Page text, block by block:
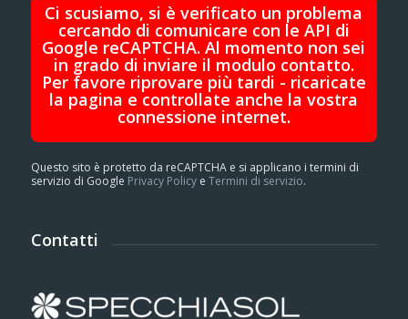
Ci scusiamo, si è verificato un problema
cercando di comunicare con le API di
Google reCAPTCHA. Al momento non sei
in grado di inviare il modulo contatto.
Per favore riprovare più tardi - ricaricate
la pagina e controllate anche la vostra
connessione internet.
Questo sito è protetto da reCAPTCHA e si applicano i termini di
servizio di Google Privacy Policye Termini di servizio.
Contatti